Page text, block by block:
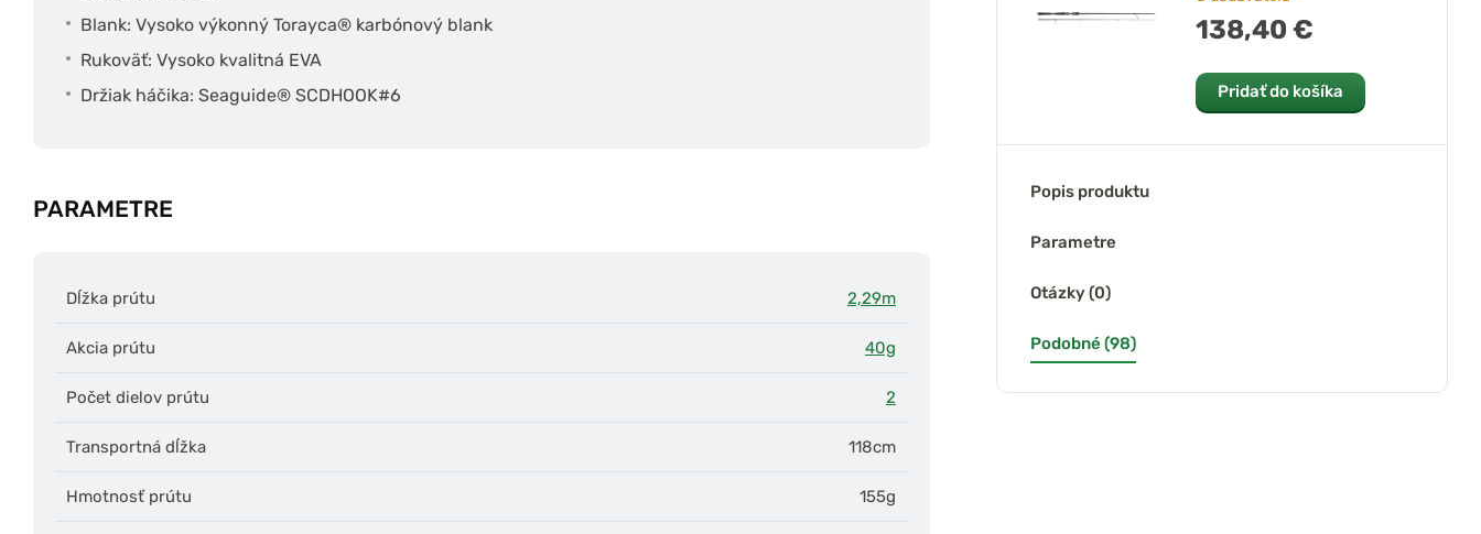
Blank: Vysoko výkonný Torayca® karbónový blank
Rukoväť: Vysoko kvalitná EVA
Držiak háčika: Seaguide® SCDHOOK#6
PARAMETRE
Dĺžka prútu 2,29m
Akcia prútu 40g
Počet dielov prútu 2
Transportná dĺžka 118cm
Hmotnosť prútu 155g
138,40 €
Pridať do košíka
Popis produktu
Parametre
Otázky (0)
Podobné (98)